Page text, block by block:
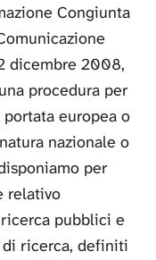
Congiunta
dicembre 2008,
procedura per
europea o
nazionale o
per
relativo
pubblici e
ricerca, definiti